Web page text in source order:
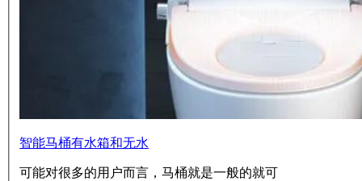
智能马桶有水箱和无水
可能对很多的用户而言，马桶就是一般的就可